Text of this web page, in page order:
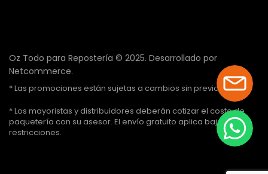
Oz Todo para Repostería © 2025. Desarrollado por
Netcommerce.
* Las promociones están sujetas a cambios sin previo aviso.
* Los mayoristas y distribuidores deberán cotizar el costo de
paquetería con su asesor. El envío gratuito aplica bajo ciertas
restricciones.